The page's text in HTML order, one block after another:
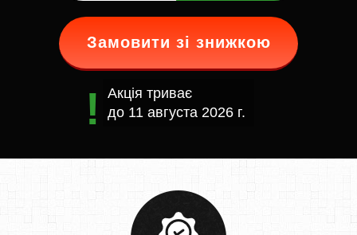
Замовити зі знижкою
Акція триває
до 11 августа 2026 г.